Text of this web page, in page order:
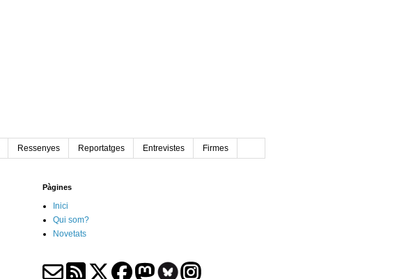
Ressenyes Reportatges Entrevistes Firmes
Pàgines
Inici
Qui som?
Novetats